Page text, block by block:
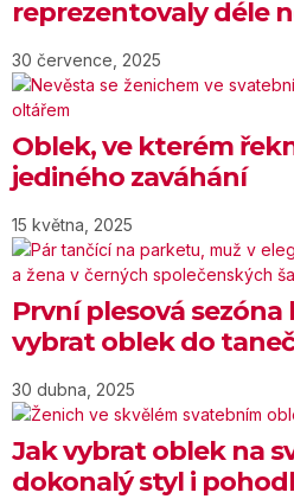
reprezentovaly déle
30 července, 2025
Oblek, ve kterém
jediného zaváhání
15 května, 2025
První plesová sezóna
vybrat oblek do
30 dubna, 2025
Jak vybrat oblek na
dokonalý styl i